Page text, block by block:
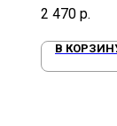
2 470 р.
В